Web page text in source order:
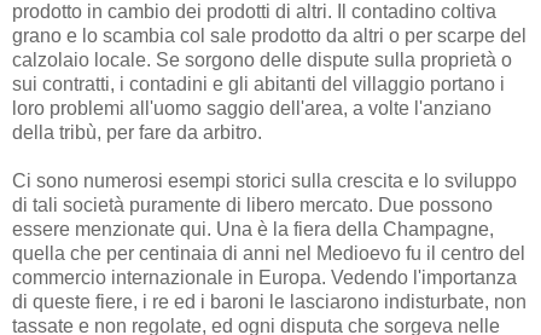
prodotto in cambio dei prodotti di altri. Il contadino coltiva
grano e lo scambia col sale prodotto da altri o per scarpe del
calzolaio locale. Se sorgono delle dispute sulla proprietà o
sui contratti, i contadini e gli abitanti del villaggio portano i
loro problemi all'uomo saggio dell'area, a volte l'anziano
della tribù, per fare da arbitro.
Ci sono numerosi esempi storici sulla crescita e lo sviluppo
di tali società puramente di libero mercato. Due possono
essere menzionate qui. Una è la fiera della Champagne,
quella che per centinaia di anni nel Medioevo fu il centro del
commercio internazionale in Europa. Vedendo l'importanza
di queste fiere, i re ed i baroni le lasciarono indisturbate, non
tassate e non regolate, ed ogni disputa che sorgeva nelle